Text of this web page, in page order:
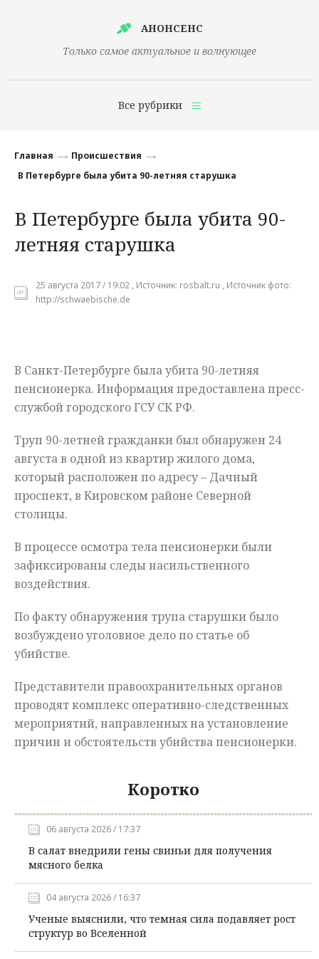
АНОНСЕНС
Только самое актуальное и волнующее
Все рубрики
Финансы
Наука
Культура
Общество
Происшествия
Главная
Происшествия
В Петербурге была убита 90-летняя старушка
В Петербурге была убита 90-
летняя старушка
25 августа 2017 / 19:02 , Источник: rosbalt.ru , Источник фото:
http://schwaebische.de
В Санкт-Петербурге была убита 90-летняя
пенсионерка. Информация предоставлена пресс-
службой городского ГСУ СК РФ.
Труп 90-летней гражданки был обнаружен 24
августа в одной из квартир жилого дома,
который расположен по адресу – Дачный
проспект, в Кировском районе Северной
столицы.
В процессе осмотра тела пенсионерки были
зафиксированы следы насильственного
воздействия.
По факту обнаружения трупа старушки было
возбуждено уголовное дело по статье об
убийстве.
Представители правоохранительных органов
проводят комплекс оперативно-следственных
мероприятий, направленных на установление
причин и обстоятельств убийства пенсионерки.
Коротко
06 августа 2026 / 17:37
В салат внедрили гены свиньи для получения
мясного белка
04 августа 2026 / 16:37
Ученые выяснили, что темная сила подавляет рост
структур во Вселенной